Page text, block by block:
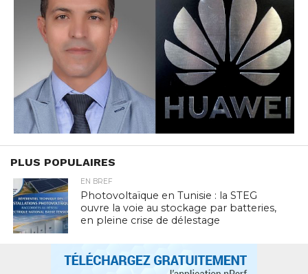
PLUS POPULAIRES
EN BREF
Photovoltaïque en Tunisie : la STEG
ouvre la voie au stockage par batteries,
en pleine crise de délestage